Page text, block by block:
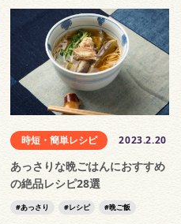
時短・簡単レシピ 2023.2.20
あっさりな晩ごはんにおすすめ
の絶品レシピ28選
あっさり レシピ 晩ご飯